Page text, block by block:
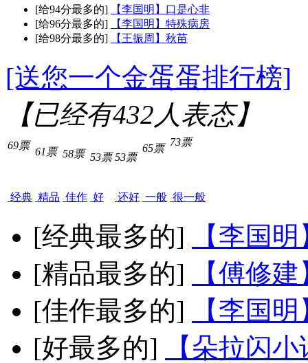
[给94分最多的]
【李国明】口是心非
[给96分最多的]
【李国明】特殊病房
[给98分最多的]
【王振周】秋苗
[送您一个金蛋蛋排行榜]
【已经有432人表态】
69票
经典
61票
精品
58票
佳作
53票
好
53票
还好
65票
一般
73票
很一般
[经典最多的]
【李国
[精品最多的]
【傅修
[佳作最多的]
【李国
[好最多的]
【朵拉闪